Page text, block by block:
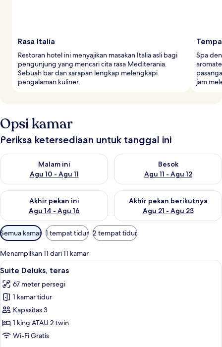
Rasa Italia
Restoran hotel ini menyajikan masakan Italia asli bagi
pengunjung yang mencari cita rasa Mediterania.
Sebuah bar dan sarapan lengkap melengkapi
pengalaman kuliner.
Spa
jam
Opsi kamar
Periksa ketersediaan untuk tanggal ini
Malam ini
Agu 10 - Agu 11
Periksa ketersediaan untuk malam ini Agu 10 - Agu 11
Besok
Agu 11 - Agu 12
Periksa ketersediaan untuk
Akhir pekan ini
Agu 14 - Agu 16
Periksa ketersediaan untuk akhir pekan ini Agu 14 - Agu 16
Akhir pekan berikutnya
Agu 21 - Agu 23
Periksa ketersediaan untuk
Filter
tersedia
untuk
kamar
Semua kamar 1 tempat tidur 2 tempat tidur
Menampilkan 11 dari 11 kamar
Lihat
semua
foto
untuk
Suite
Deluks,
teras
Suite Deluks, teras | Seprai
11
Suite Deluks, teras
67 meter persegi
1 kamar tidur
Kapasitas 3
1 king ATAU 2 twin
Wi-Fi Gratis